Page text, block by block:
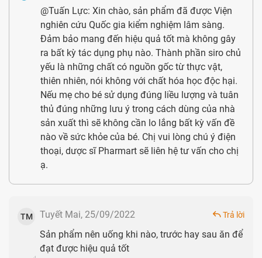
canxi và phosphat, đảm bảo sự phát triển và duy trì
sức khỏe của xương và răng, và có tác động đến
chức năng miễn dịch và phân chia tế bào.
Calci gluconat:
Dạng canxi dễ hấp thụ, cung cấp chất
cần thiết cho sự phát triển và củng cố xương và răng,
cũng như tham gia vào quá trình co bóp cơ và truyền
dẫn thần kinh.
Ưu điểm của sản phẩm
Hương vị thơm ngon:Siro Ăn Ngon Ích Nhi có hương
phẩm, giúp trẻ dễ dàng chấp nhận và sử dụng hàng
ngày.
Giúp trẻ ăn ngon miệng:
@Tuấn Lực: Xin chào, sản phẩm đã được Viện
nghiên cứu Quốc gia kiểm nghiệm lâm sàng.
Đảm bảo mang đến hiệu quả tốt mà không gây
ra bất kỳ tác dụng phụ nào. Thành phần siro chủ
yếu là những chất có nguồn gốc từ thực vật,
thiên nhiên, nói không với chất hóa học độc hại.
Nếu mẹ cho bé sử dụng đúng liều lượng và tuân
thủ đúng những lưu ý trong cách dùng của nhà
sản xuất thì sẽ không cần lo lắng bất kỳ vấn đề
nào về sức khỏe của bé. Chị vui lòng chú ý điện
thoại, dược sĩ Pharmart sẽ liên hệ tư vấn cho chị
ạ.
TM Tuyết Mai, 25/09/2022 Trả lời
Sản phẩm nên uống khi nào, trước hay sau ăn để
đạt được hiệu quả tốt